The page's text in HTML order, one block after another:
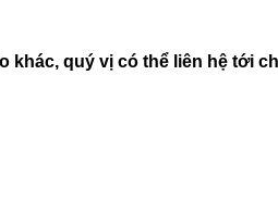
khác, quý vị có thể liên hệ tới